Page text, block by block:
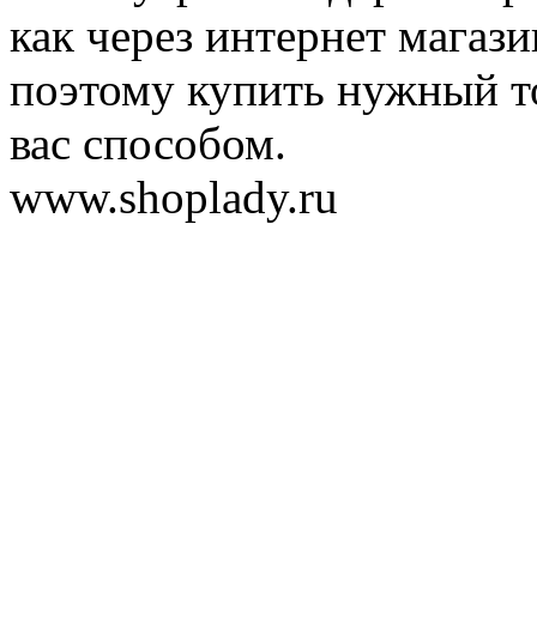
как через интернет
поэтому купить нужный
вас способом.
www.shoplady.ru